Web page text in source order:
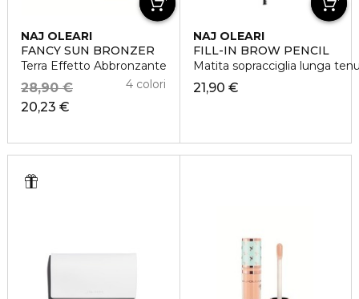
NAJ OLEARI
FANCY SUN BRONZER
Terra Effetto Abbronzante
20,23 €
28,90 € 4 colori
NAJ OLEARI
FILL-IN BROW PENCIL
Matita sopracciglia lunga
21,90 €